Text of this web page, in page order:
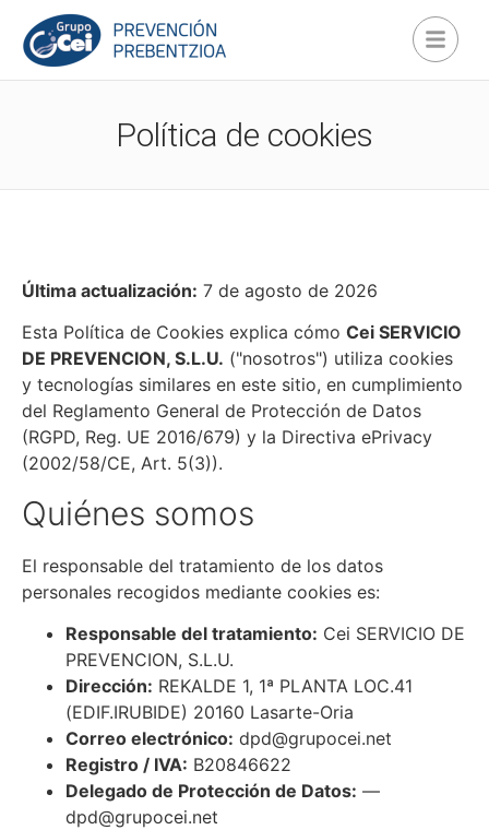
Política de cookies
Última actualización: 7 de agosto de 2026
Esta Política de Cookies explica cómo Cei SERVICIO
DE PREVENCION, S.L.U. ("nosotros") utiliza cookies
y tecnologías similares en este sitio, en cumplimiento
del Reglamento General de Protección de Datos
(RGPD, Reg. UE 2016/679) y la Directiva ePrivacy
(2002/58/CE, Art. 5(3)).
Quiénes somos
El responsable del tratamiento de los datos
personales recogidos mediante cookies es:
Responsable del tratamiento: Cei SERVICIO DE
PREVENCION, S.L.U.
Dirección: REKALDE 1, 1ª PLANTA LOC.41
(EDIF.IRUBIDE) 20160 Lasarte-Oria
Correo electrónico: dpd@grupocei.net
Registro / IVA: B20846622
Delegado de Protección de Datos: —
dpd@grupocei.net